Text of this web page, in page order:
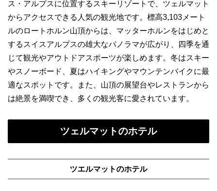
ス・アルプスに位置するスキーリゾートで、ツェルマット
からアクセスできる人気の観光地です。標高3,103メート
ルのロートホルン山頂からは、マッターホルンをはじめと
するスイスアルプスの雄大なパノラマが広がり、四季を通
じて観光やアウトドアスポーツが楽しめます。冬はスキー
やスノーボード、夏はハイキングやマウンテンバイクに最
適なスポットです。また、山頂の展望台やレストランから
は絶景を満喫でき、多くの観光客に愛されています。
ツェルマットのホテル
ツエルマットのホテル